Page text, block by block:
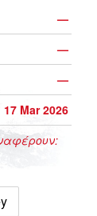
—
—
—
17 Mar 2026